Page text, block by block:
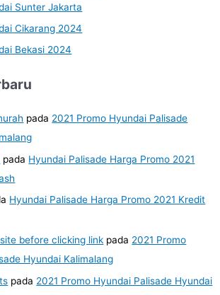
Sunter Jakarta
Cikarang 2024
Bekasi 2024
pada 2021 Promo Hyundai Palisade
pada Hyundai Palisade Harga Promo 2021
Hyundai Palisade Harga Promo 2021 Kredit
before clicking link pada 2021 Promo
Hyundai Kalimalang
pada 2021 Promo Hyundai Palisade Hyundai